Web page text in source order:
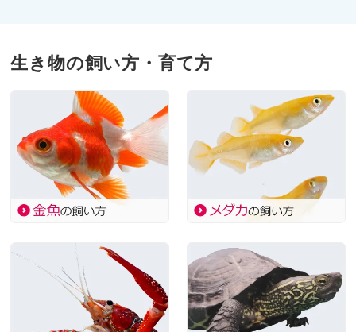
生き物の飼い方・育て方